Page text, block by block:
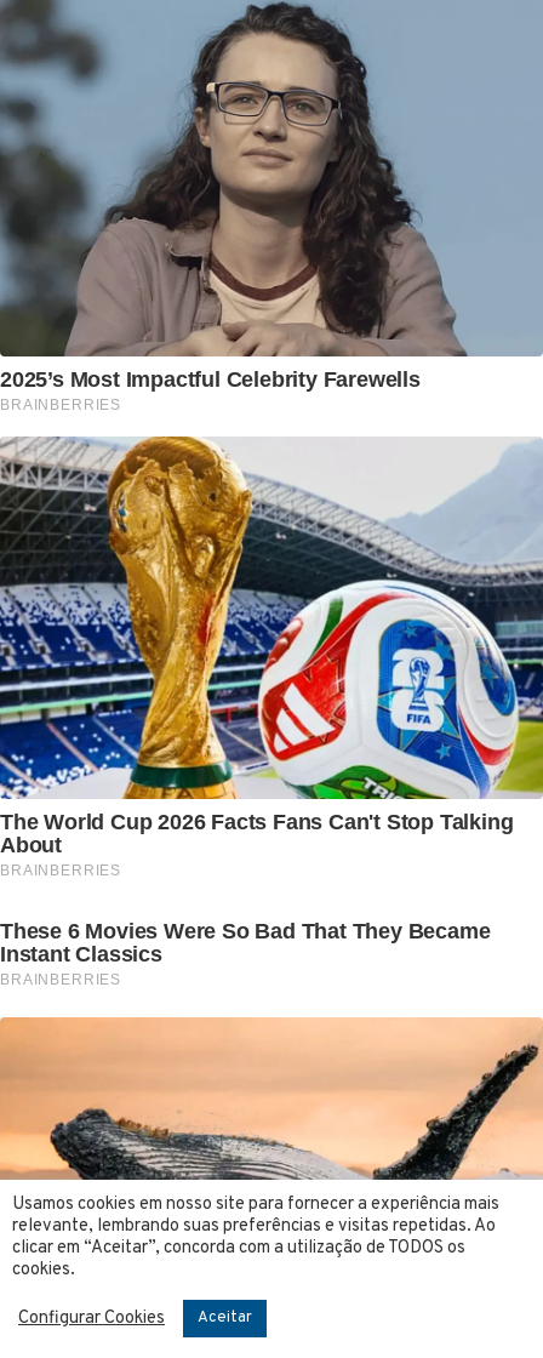
Usamos cookies em nosso site para fornecer a experiência mais
relevante, lembrando suas preferências e visitas repetidas. Ao
clicar em “Aceitar”, concorda com a utilização de TODOS os
cookies.
Configurar Cookies Aceitar